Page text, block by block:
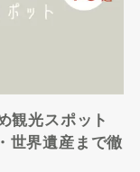
観光スポット
世界遺産まで徹